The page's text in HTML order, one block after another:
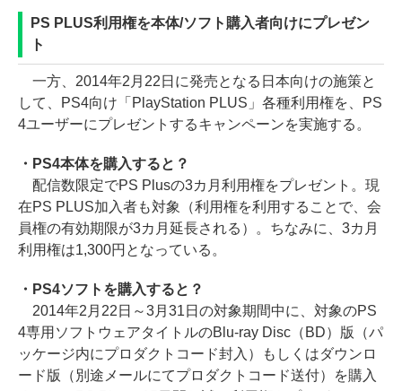
PS PLUS利用権を本体/ソフト購入者向けにプレゼン
ト
一方、2014年2月22日に発売となる日本向けの施策と
して、PS4向け「PlayStation PLUS」各種利用権を、PS
4ユーザーにプレゼントするキャンペーンを実施する。
・PS4本体を購入すると？
配信数限定でPS Plusの3カ月利用権をプレゼント。現
在PS PLUS加入者も対象（利用権を利用することで、会
員権の有効期限が3カ月延長される）。ちなみに、3カ月
利用権は1,300円となっている。
・PS4ソフトを購入すると？
2014年2月22日～3月31日の対象期間中に、対象のPS
4専用ソフトウェアタイトルのBlu-ray Disc（BD）版（パ
ッケージ内にプロダクトコード封入）もしくはダウンロ
ード版（別途メールにてプロダクトコード送付）を購入